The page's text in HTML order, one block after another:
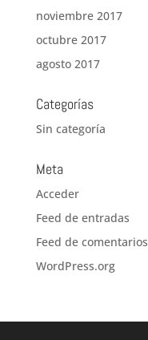
noviembre 2017
octubre 2017
agosto 2017
Categorías
Sin categoría
Meta
Acceder
Feed de entradas
Feed de comentarios
WordPress.org